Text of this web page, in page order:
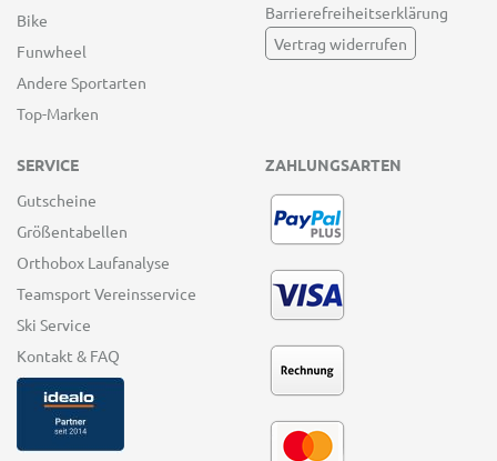
Bike
Funwheel
Andere Sportarten
Top-Marken
Barrierefreiheitserklärung
Vertrag widerrufen
SERVICE
Gutscheine
Größentabellen
Orthobox Laufanalyse
Teamsport Vereinsservice
Ski Service
Kontakt & FAQ
ZAHLUNGSARTEN